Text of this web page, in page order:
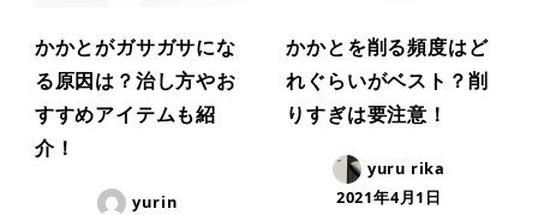
かかとがガサガサにな
る原因は？治し方やお
すすめアイテムも紹
介！
yurin
かかとを削る頻度はど
れぐらいがベスト？削
りすぎは要注意！
yuru rika
2021年4月1日